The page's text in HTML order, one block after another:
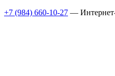
+7 (984) 660-10-27 —